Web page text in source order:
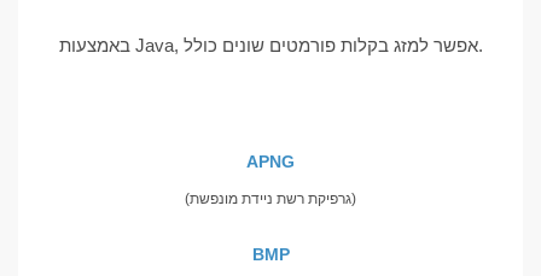
באמצעות Java, אפשר למזג בקלות פורמטים שונים כולל.
APNG
(גרפיקת רשת ניידת מונפשת)
BMP